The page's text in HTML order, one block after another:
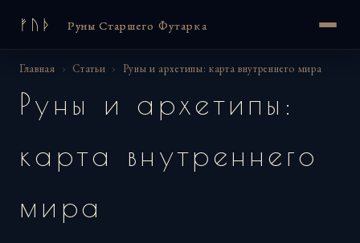
ᚠᚢᚦ Руны Старшего Футарка
Главная › Статьи › Руны и архетипы: карта внутреннего мира
Руны и архетипы:
карта внутреннего
мира